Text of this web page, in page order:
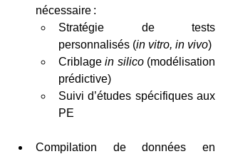
nécessaire :
Stratégie de tests
personnalisés (in vitro, in vivo)
Criblage in silico (modélisation
prédictive)
Suivi d’études spécifiques aux
PE
Compilation de données en